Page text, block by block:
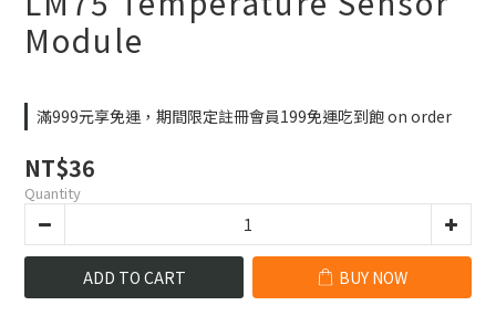
Module
滿999元享免運，期間限定註冊會員199免運吃到飽 on order
NT$36
Quantity
ADD TO CART BUY NOW